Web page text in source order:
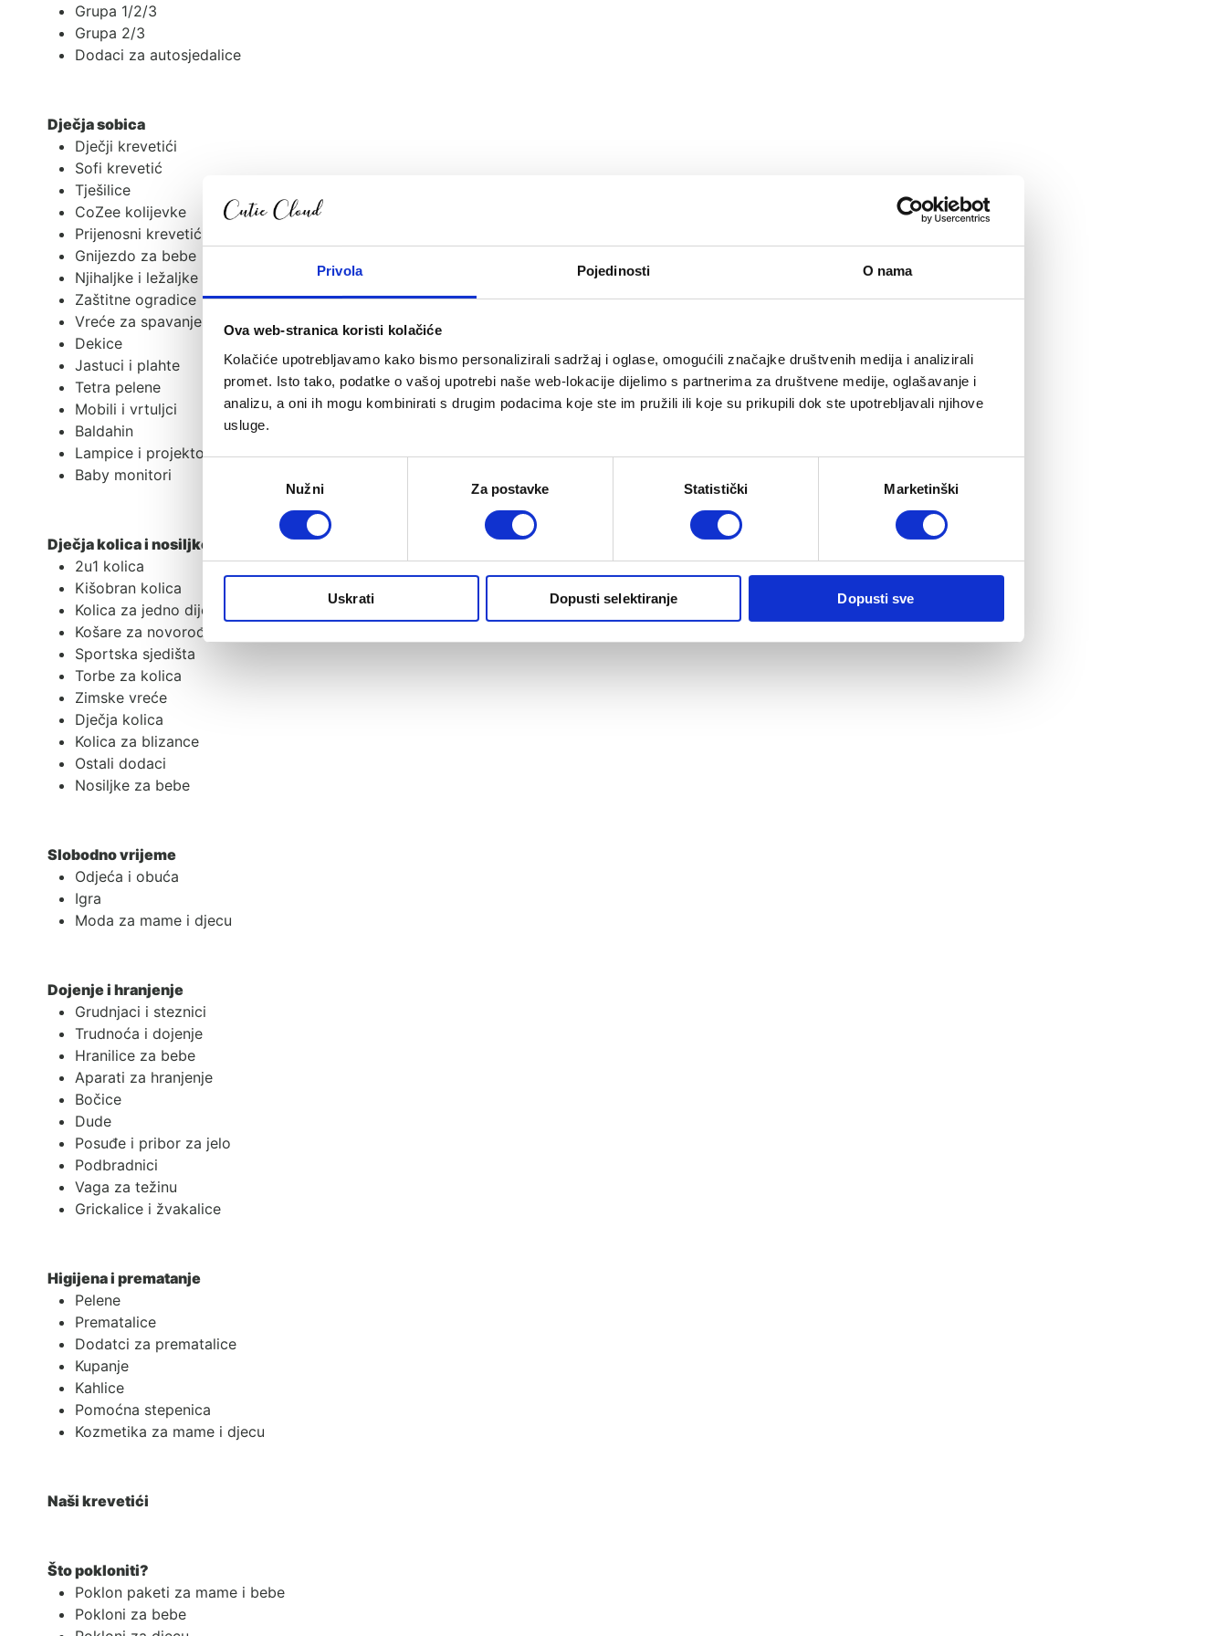
Privola Pojedinosti O nama
Ova web-stranica koristi kolačiće
Kolačiće upotrebljavamo kako bismo personalizirali sadržaj i oglase, omogućili značajke društvenih medija i analizirali
promet. Isto tako, podatke o vašoj upotrebi naše web-lokacije dijelimo s partnerima za društvene medije, oglašavanje i
analizu, a oni ih mogu kombinirati s drugim podacima koje ste im pružili ili koje su prikupili dok ste upotrebljavali njihove
usluge.
Nužni Za postavke Statistički Marketinški
Uskrati Dopusti selektiranje Dopusti sve
Grupa 1/2/3
Grupa 2/3
Dodaci za autosjedalice
Dječja sobica
Dječji krevetići
Sofi krevetić
Tješilice
CoZee kolijevke
Prijenosni krevetići i dodaci
Gnijezdo za bebe
Njihaljke i ležaljke
Zaštitne ogradice
Vreće za spavanje
Dekice
Jastuci i plahte
Tetra pelene
Mobili i vrtuljci
Baldahin
Lampice i projektori
Baby monitori
Dječja kolica i nosiljke
2u1 kolica
Kišobran kolica
Kolica za jedno dijete
Košare za novorođenče
Sportska sjedišta
Torbe za kolica
Zimske vreće
Dječja kolica
Kolica za blizance
Ostali dodaci
Nosiljke za bebe
Slobodno vrijeme
Odjeća i obuća
Igra
Moda za mame i djecu
Dojenje i hranjenje
Grudnjaci i steznici
Trudnoća i dojenje
Hranilice za bebe
Aparati za hranjenje
Bočice
Dude
Posuđe i pribor za jelo
Podbradnici
Vaga za težinu
Grickalice i žvakalice
Higijena i prematanje
Pelene
Prematalice
Dodatci za prematalice
Kupanje
Kahlice
Pomoćna stepenica
Kozmetika za mame i djecu
Naši krevetići
Što pokloniti?
Poklon paketi za mame i bebe
Pokloni za bebe